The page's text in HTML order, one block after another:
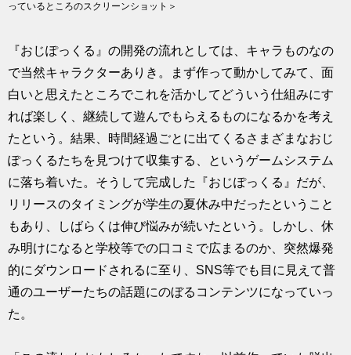
っているところのスクリーンショット＞
『おじぽっくる』の開発の流れとしては、キャラものなの
で当然キャラクターありき。まず作って動かしてみて、面
白いと思えたところでこれを活かしてどういう仕組みにす
れば楽しく、継続して遊んでもらえるものになるかを考え
たという。結果、時間経過ごとに出てくるさまざまなおじ
ぽっくるたちを見つけて収集する、というゲームシステム
に落ち着いた。そうして完成した『おじぽっくる』だが、
リリースのタイミングが学生の夏休み中だったということ
もあり、しばらくは伸び悩みが続いたという。しかし、休
み明けになると学校等での口コミで広まるのか、突然爆発
的にダウンロードされるに至り、SNS等でも目に見えて普
通のユーザーたちの話題にのぼるコンテンツになっていっ
た。